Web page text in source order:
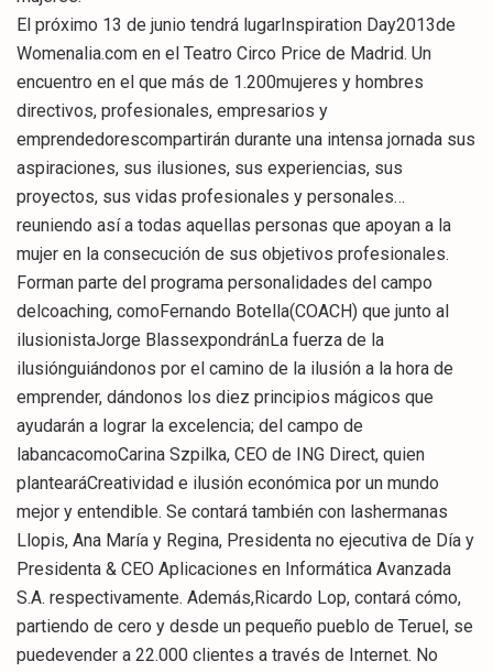
El próximo 13 de junio tendrá lugarInspiration Day2013de
Womenalia.com en el Teatro Circo Price de Madrid. Un
encuentro en el que más de 1.200mujeres y hombres
directivos, profesionales, empresarios y
emprendedorescompartirán durante una intensa jornada sus
aspiraciones, sus ilusiones, sus experiencias, sus
proyectos, sus vidas profesionales y personales…
reuniendo así a todas aquellas personas que apoyan a la
mujer en la consecución de sus objetivos profesionales.
Forman parte del programa personalidades del campo
delcoaching, comoFernando Botella(COACH) que junto al
ilusionistaJorge BlassexpondránLa fuerza de la
ilusiónguiándonos por el camino de la ilusión a la hora de
emprender, dándonos los diez principios mágicos que
ayudarán a lograr la excelencia; del campo de
labancacomoCarina Szpilka, CEO de ING Direct, quien
plantearáCreatividad e ilusión económica por un mundo
mejor y entendible. Se contará también con lashermanas
Llopis, Ana María y Regina, Presidenta no ejecutiva de Día y
Presidenta & CEO Aplicaciones en Informática Avanzada
S.A. respectivamente. Además,Ricardo Lop, contará cómo,
partiendo de cero y desde un pequeño pueblo de Teruel, se
puedevender a 22.000 clientes a través de Internet. No